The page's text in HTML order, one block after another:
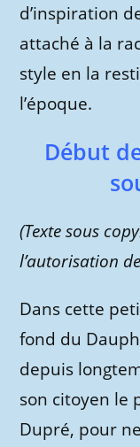
d’inspiration
attaché à la
style en la
l’époque.
Début
(Texte sous
l’autorisation
Dans cette
fond du
depuis
son citoyen le
Dupré, pour